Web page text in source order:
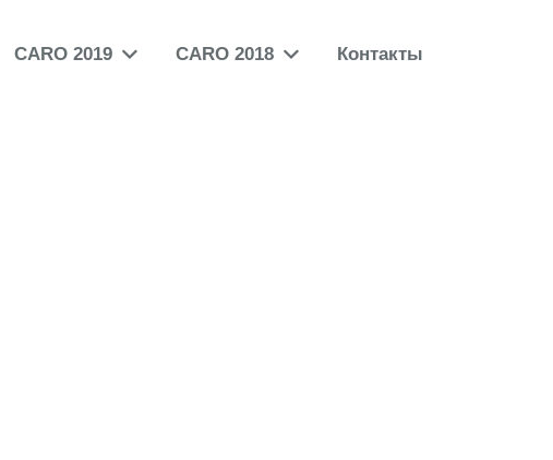
CARO 2019 CARO 2018 Контакты